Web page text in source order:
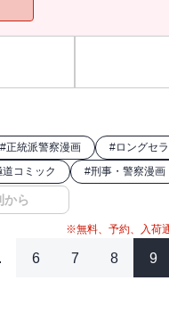
#正統派警察漫画 #ロングセ
道コミック #刑事・警察漫画
から
※無料、予約、入荷
6 7 8 9